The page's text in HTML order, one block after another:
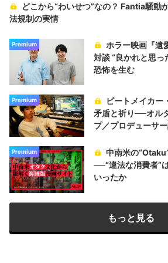
どこから“わいせつ”なの？ Fantia騒動
法規制の実情
Premium
ホラー映画『遺
対談 “良かれと思っ
恐怖を生む
Premium
ビートメイカー
矛盾と祈り──オル
プ／プロデューサ
Premium
中南米の
──“違法な消費者”
いったか
もっと見る